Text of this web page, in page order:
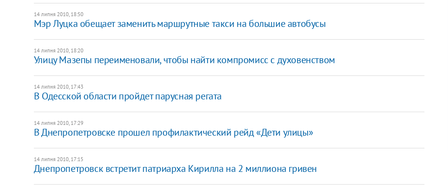
14 липня 2010, 18:50
Мэр Луцка обещает заменить маршрутные такси на большие автобусы
14 липня 2010, 18:20
Улицу Мазепы переименовали, чтобы найти компромисс с духовенством
14 липня 2010, 17:43
В Одесской области пройдет парусная регата
14 липня 2010, 17:29
В Днепропетровске прошел профилактический рейд «Дети улицы»
14 липня 2010, 17:15
Днепропетровск встретит патриарха Кирилла на 2 миллиона гривен